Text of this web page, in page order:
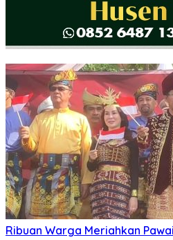
Ribuan Warga Meriahkan